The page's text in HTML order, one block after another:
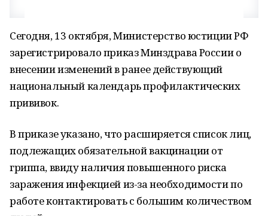
Сегодня, 13 октября, Министерство юстиции РФ
зарегистрировало приказ Минздрава России о
внесении изменений в ранее действующий
национальный календарь профилактических
прививок.
В приказе указано, что расширяется список лиц,
подлежащих обязательной вакцинации от
гриппа, ввиду наличия повышенного риска
заражения инфекцией из-за необходимости по
работе контактировать с большим количеством